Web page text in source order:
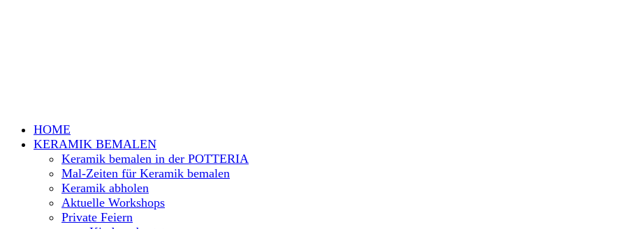
HOME
KERAMIK BEMALEN
Keramik bemalen in der POTTERIA
Mal-Zeiten für Keramik bemalen
Keramik abholen
Aktuelle Workshops
Private Feiern